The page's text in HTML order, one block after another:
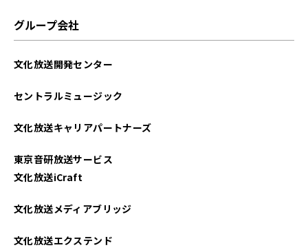
2025年06月
2025年01月
2024年12月
グループ会社
文化放送開発センター
セントラルミュージック
文化放送キャリアパートナーズ
東京音研放送サービス
文化放送iCraft
文化放送メディアブリッジ
文化放送エクステンド